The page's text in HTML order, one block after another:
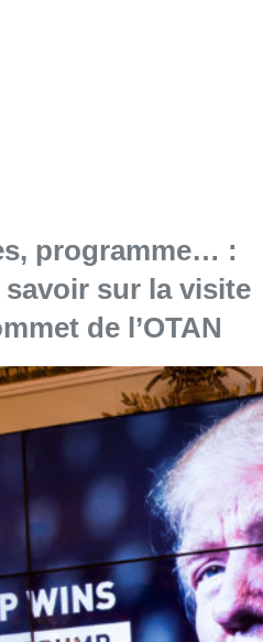
programme… :
sur la visite
de l’OTAN